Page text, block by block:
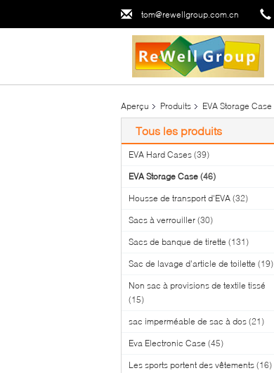
tom@rewellgroup.com.cn
Aperçu Produits EVA Storage Case
Tous les produits
EVA Hard Cases (39)
EVA Storage Case (46)
Housse de transport d'EVA (32)
Sacs à verrouiller (30)
Sacs de banque de tirette (131)
Sac de lavage d'article de toilette (19)
Non sac à provisions de textile tissé
(15)
sac imperméable de sac à dos (21)
Eva Electronic Case (45)
Les sports portent des vêtements (16)